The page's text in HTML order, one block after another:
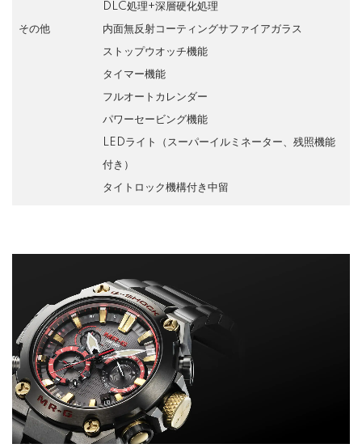
その他
DLC処理+深層硬化処理
内面無反射コーティングサファイアガラス
ストップウオッチ機能
タイマー機能
フルオートカレンダー
パワーセービング機能
LEDライト（スーパーイルミネーター、残照機能
付き）
タイトロック機構付き中留